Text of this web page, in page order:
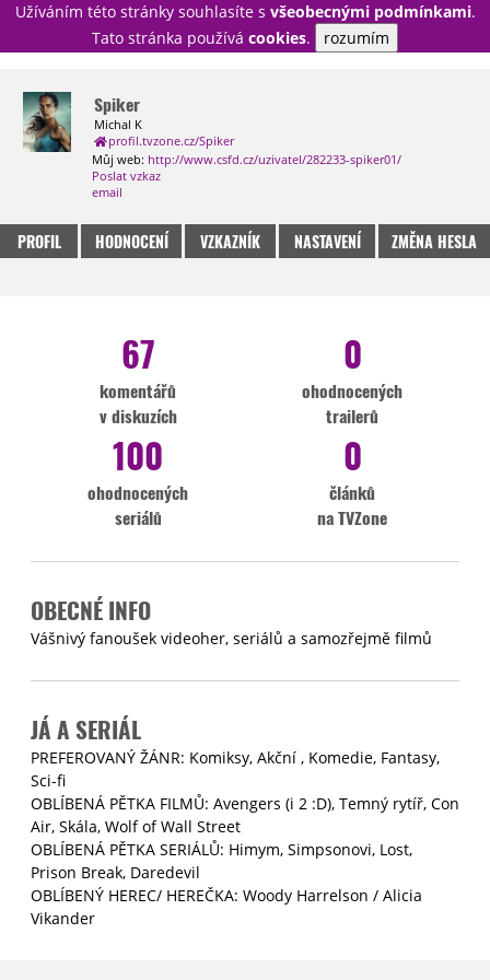
Užíváním této stránky souhlasíte s všeobecnými podmínkami.
Tato stránka používá cookies. rozumím
PŘIHLÁSIT
NOVINKY
TÉMATA
RECENZE
EPIZODY
TRAILERY
GALERIE
DISKUZE
STATISTIKY
TIRÁŽ
Spiker
Michal K
profil.tvzone.cz/Spiker
Můj web: http://www.csfd.cz/uzivatel/282233-spiker01/
Poslat vzkaz
email
PROFIL HODNOCENÍ VZKAZNÍK NASTAVENÍ ZMĚNA HESLA
67
komentářů
v diskuzích
0
ohodnocených
trailerů
100
ohodnocených
seriálů
0
článků
na TVZone
OBECNÉ INFO
Vášnivý fanoušek videoher, seriálů a samozřejmě filmů
JÁ A SERIÁL
PREFEROVANÝ ŽÁNR: Komiksy, Akční , Komedie, Fantasy,
Sci-fi
OBLÍBENÁ PĚTKA FILMŮ: Avengers (i 2 :D), Temný rytíř, Con
Air, Skála, Wolf of Wall Street
OBLÍBENÁ PĚTKA SERIÁLŮ: Himym, Simpsonovi, Lost,
Prison Break, Daredevil
OBLÍBENÝ HEREC/ HEREČKA: Woody Harrelson / Alicia
Vikander